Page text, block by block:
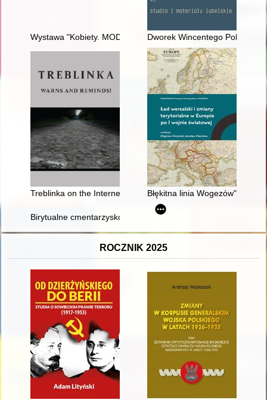
Wystawa "Kobiety. MODA POLSKA" : wydarzenie
Dworek Wincentego Pola :
Treblinka on the Internet Błękitna linia Wogezów" w
Birytualne cmentarzysko z epoki brązu i wczesnej epoki
ROCZNIK 2025